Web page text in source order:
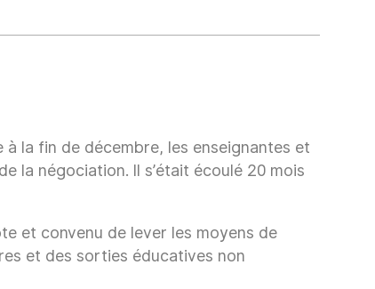
la fin de décembre, les enseignantes et
la négociation. Il s’était écoulé 20 mois
et convenu de lever les moyens de
et des sorties éducatives non